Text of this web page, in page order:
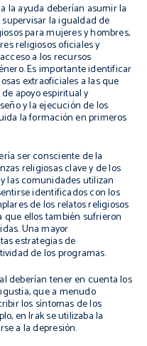
la ayuda deberían asumir la
la igualdad de
para mujeres y hombres,
religiosos oficiales y
a los recursos
Es importante identificar
extraoficiales a las que
apoyo espiritual y
y la ejecución de los
la formación en primeros
ser consciente de la
religiosas clave y de los
las comunidades utilizan
identificados con los
de los relatos religiosos
que ellos también sufrieron
Una mayor
estrategias de
de los programas.
deberían tener en cuenta los
que a menudo
los síntomas de los
en Irak se utilizaba la
a la depresión.